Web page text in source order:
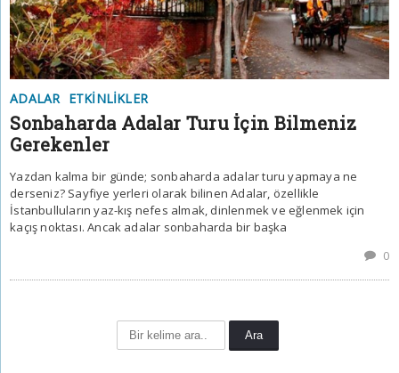
ADALAR ETKINLIKLER
Sonbaharda Adalar Turu İçin Bilmeniz
Gerekenler
Yazdan kalma bir günde; sonbaharda adalar turu yapmaya ne
derseniz? Sayfiye yerleri olarak bilinen Adalar, özellikle
İstanbulluların yaz-kış nefes almak, dinlenmek ve eğlenmek için
kaçış noktası. Ancak adalar sonbaharda bir başka
0